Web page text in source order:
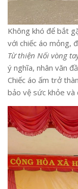
Không khó để bắt
với chiếc áo mỏng,
Từ thiện Nối vòng
ý nghĩa, nhân văn
Chiếc áo ấm trở
bảo vệ sức khỏe và